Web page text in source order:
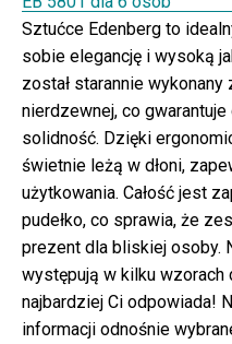
Sztućce Edenberg to
sobie elegancję i wysoką
został starannie
nierdzewnej, co gwarantuje
solidność. Dzięki
świetnie leżą w dłoni,
użytkowania. Całość jest
pudełko, co sprawia, że
prezent dla bliskiej osoby.
występują w kilku
najbardziej Ci odpowiada!
informacji odnośnie